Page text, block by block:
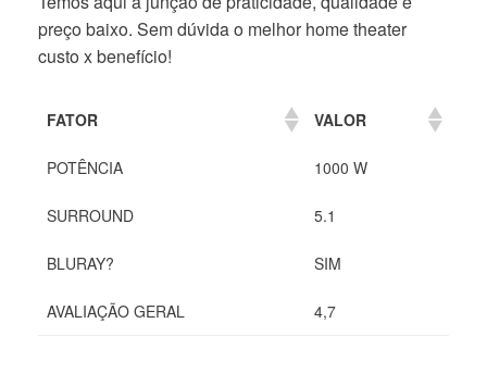
preço baixo. Sem dúvida o melhor home theater
custo x benefício!
FATOR VALOR
POTÊNCIA 1000 W
SURROUND 5.1
BLURAY? SIM
AVALIAÇÃO GERAL 4,7